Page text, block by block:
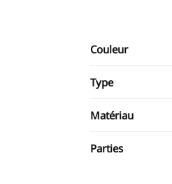
Couleur
Type
Matériau
Parties